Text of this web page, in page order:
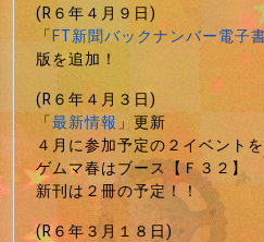
(R６年４月９日)
「FT新聞バックナンバー電子
版を追加！
(R６年４月３日)
「最新情報」更新
４月に参加予定の２イベントを
ゲムマ春はブース【Ｆ３２】
新刊は２冊の予定！！
(R６年３月１８日)